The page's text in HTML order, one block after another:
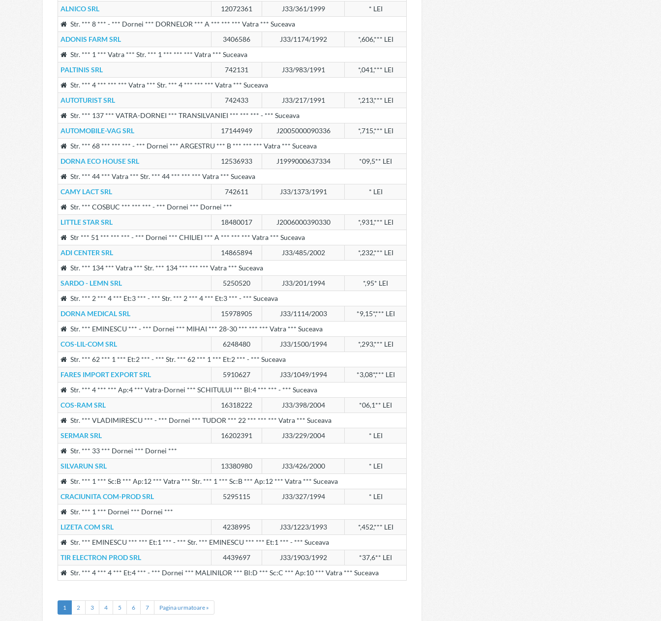
ALNICO SRL
12072361 J33/361/1999
* LEI
Str. *** 8 *** - *** Dornei *** DORNELOR *** A *** *** *** Vatra *** Suceava
ADONIS FARM SRL
3406586 J33/1174/1992
*,606,*** LEI
Str. *** 1 *** Vatra *** Str. *** 1 *** *** *** Vatra *** Suceava
PALTINIS SRL
742131 J33/983/1991
*,041,*** LEI
Str. *** 4 *** *** *** Vatra *** Str. *** 4 *** *** *** Vatra *** Suceava
AUTOTURIST SRL
742433 J33/217/1991
*,213,*** LEI
Str. *** 137 *** VATRA-DORNEI *** TRANSILVANIEI *** *** *** - *** Suceava
AUTOMOBILE-VAG SRL
17144949 J2005000090336
*,715,*** LEI
Str. *** 68 *** *** *** - *** Dornei *** ARGESTRU *** B *** *** *** Vatra *** Suceava
DORNA ECO HOUSE SRL
12536933 J1999000637334
*09,5** LEI
Str. *** 44 *** Vatra *** Str. *** 44 *** *** *** Vatra *** Suceava
CAMY LACT SRL
742611 J33/1373/1991
* LEI
Str. *** COSBUC *** *** *** - *** Dornei *** Dornei ***
LITTLE STAR SRL
18480017 J2006000390330
*,931,*** LEI
Str *** 51 *** *** *** - *** Dornei *** CHILIEI *** A *** *** *** Vatra *** Suceava
ADI CENTER SRL
14865894 J33/485/2002
*,232,*** LEI
Str. *** 134 *** Vatra *** Str. *** 134 *** *** *** Vatra *** Suceava
SARDO - LEMN SRL
5250520 J33/201/1994
*,95* LEI
Str. *** 2 *** 4 *** Et:3 *** - *** Str. *** 2 *** 4 *** Et:3 *** - *** Suceava
DORNA MEDICAL SRL
15978905 J33/1114/2003
*9,15*,*** LEI
Str. *** EMINESCU *** - *** Dornei *** MIHAI *** 28-30 *** *** *** Vatra *** Suceava
COS-LIL-COM SRL
6248480 J33/1500/1994
*,293,*** LEI
Str. *** 62 *** 1 *** Et:2 *** - *** Str. *** 62 *** 1 *** Et:2 *** - *** Suceava
FARES IMPORT EXPORT SRL
5910627 J33/1049/1994
*3,08*,*** LEI
Str. *** 4 *** *** Ap:4 *** Vatra-Dornei *** SCHITULUI *** Bl:4 *** *** - *** Suceava
COS-RAM SRL
16318222 J33/398/2004
*06,1** LEI
Str. *** VLADIMIRESCU *** - *** Dornei *** TUDOR *** 22 *** *** *** Vatra *** Suceava
SERMAR SRL
16202391 J33/229/2004
* LEI
Str. *** 33 *** Dornei *** Dornei ***
SILVARUN SRL
13380980 J33/426/2000
* LEI
Str. *** 1 *** Sc:B *** Ap:12 *** Vatra *** Str. *** 1 *** Sc:B *** Ap:12 *** Vatra *** Suceava
CRACIUNITA COM-PROD SRL
5295115 J33/327/1994
* LEI
Str. *** 1 *** Dornei *** Dornei ***
LIZETA COM SRL
4238995 J33/1223/1993
*,452,*** LEI
Str. *** EMINESCU *** *** Et:1 *** - *** Str. *** EMINESCU *** *** Et:1 *** - *** Suceava
TIR ELECTRON PROD SRL
4439697 J33/1903/1992
*37,6** LEI
Str. *** 4 *** 4 *** Et:4 *** - *** Dornei *** MALINILOR *** Bl:D *** Sc:C *** Ap:10 *** Vatra *** Suceava
1 2 3 4 5 6 7 Pagina urmatoare »